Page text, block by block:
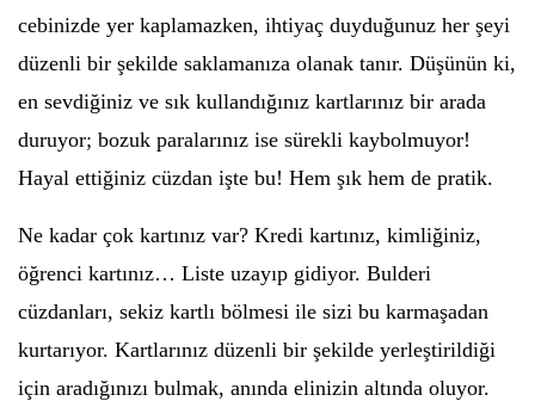
cebinizde yer kaplamazken, ihtiyaç duyduğunuz her şeyi
düzenli bir şekilde saklamanıza olanak tanır. Düşünün ki,
en sevdiğiniz ve sık kullandığınız kartlarınız bir arada
duruyor; bozuk paralarınız ise sürekli kaybolmuyor!
Hayal ettiğiniz cüzdan işte bu! Hem şık hem de pratik.
Ne kadar çok kartınız var? Kredi kartınız, kimliğiniz,
öğrenci kartınız… Liste uzayıp gidiyor. Bulderi
cüzdanları, sekiz kartlı bölmesi ile sizi bu karmaşadan
kurtarıyor. Kartlarınız düzenli bir şekilde yerleştirildiği
için aradığınızı bulmak, anında elinizin altında oluyor.